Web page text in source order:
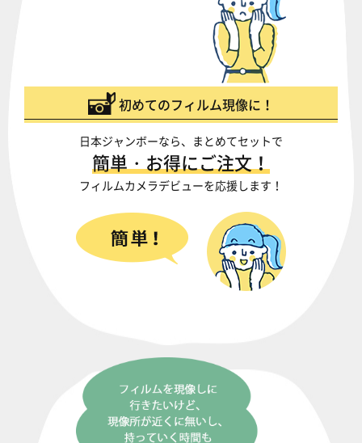
初めてのフィルム現像に！
日本ジャンボーなら、まとめてセットで
簡単・お得にご注文！
フィルムカメラデビューを応援します！